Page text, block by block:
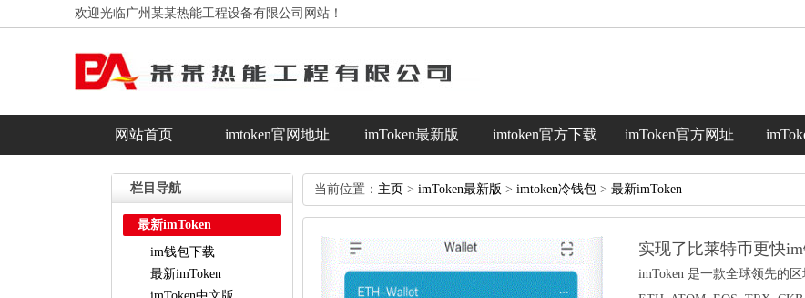
欢迎光临广州某某热能工程设备有限公司网站！
网站首页 imtoken官网地址 imToken最新版 imtoken官方下载 imToken官方网址
im钱包下载 最新imToken
栏目导航
最新imToken
im钱包下载
最新imToken
当前位置： 主页 > imToken最新版 > imtoken冷钱包 > 最新imToken
实现了比莱特币更快
imToken 是一款全球领先的